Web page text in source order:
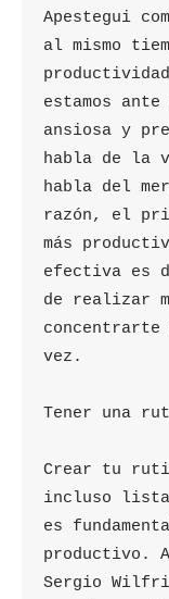
Apestegui
al mismo
estamos ante
ansiosa y
habla de la
habla del
razón, el
más
efectiva es
de realizar
vez.
Tener una
Crear tu
incluso
es
productivo.
Sergio